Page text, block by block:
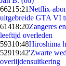
66215:21Netflix-
uitgebreide GTA VI
61418:20Zangeres
leeftijd overleden
59310:48Hiroshima
52919:42'Zwarte
overlijdensuitkering